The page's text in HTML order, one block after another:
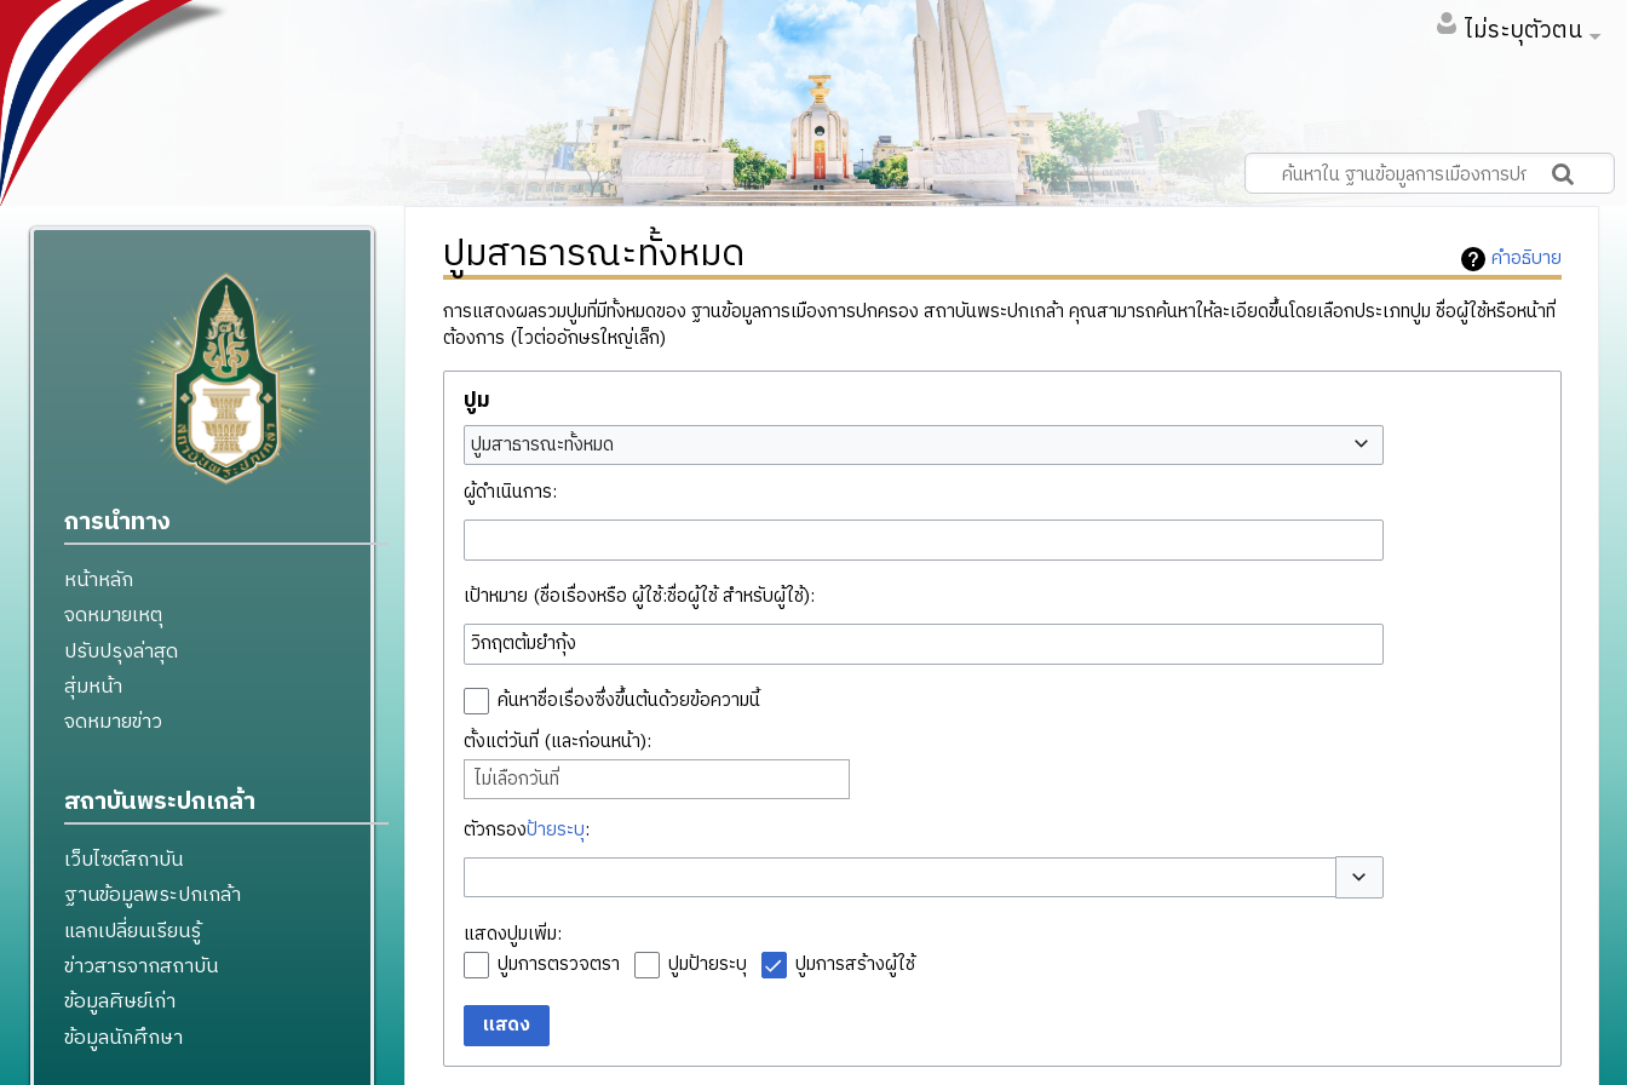
ไม่ระบุตัวตน
คำอธิบาย
ปูมสาธารณะทั้งหมด
การแสดงผลรวมปูมที่มีทั้งหมดของ ฐานข้อมูลการเมืองการปกครอง สถาบันพระปกเกล้า คุณสามารถค้นหาให้ละเอียดขึ้นโดยเลือกประเภทปูม ชื่อผู้ใช้หรือหน้าที่
ต้องการ (ไวต่ออักษรใหญ่เล็ก)
ปูม
ปูมสาธารณะทั้งหมด
ผู้ดำเนินการ:
เป้าหมาย (ชื่อเรื่องหรือ ผู้ใช้:ชื่อผู้ใช้ สำหรับผู้ใช้):
ค้นหาชื่อเรื่องซึ่งขึ้นต้นด้วยข้อความนี้
ตั้งแต่วันที่ (และก่อนหน้า):
ไม่เลือกวันที่
ตัวกรองป้ายระบุ:
สลับตัวเลือก
แสดงปูมเพิ่ม:
ปูมการตรวจตรา
ปูมป้ายระบุ ปูมการสร้างผู้ใช้
แสดง
การนำทาง
หน้าหลัก
จดหมายเหตุ
ปรับปรุงล่าสุด
สุ่มหน้า
จดหมายข่าว
สถาบันพระปกเกล้า
เว็บไซต์สถาบัน
ฐานข้อมูลพระปกเกล้า
แลกเปลี่ยนเรียนรู้
ข่าวสารจากสถาบัน
ข้อมูลศิษย์เก่า
ข้อมูลนักศึกษา